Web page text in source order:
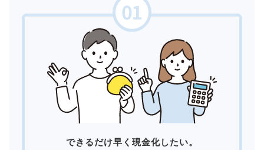
できるだけ早く現金化したい。